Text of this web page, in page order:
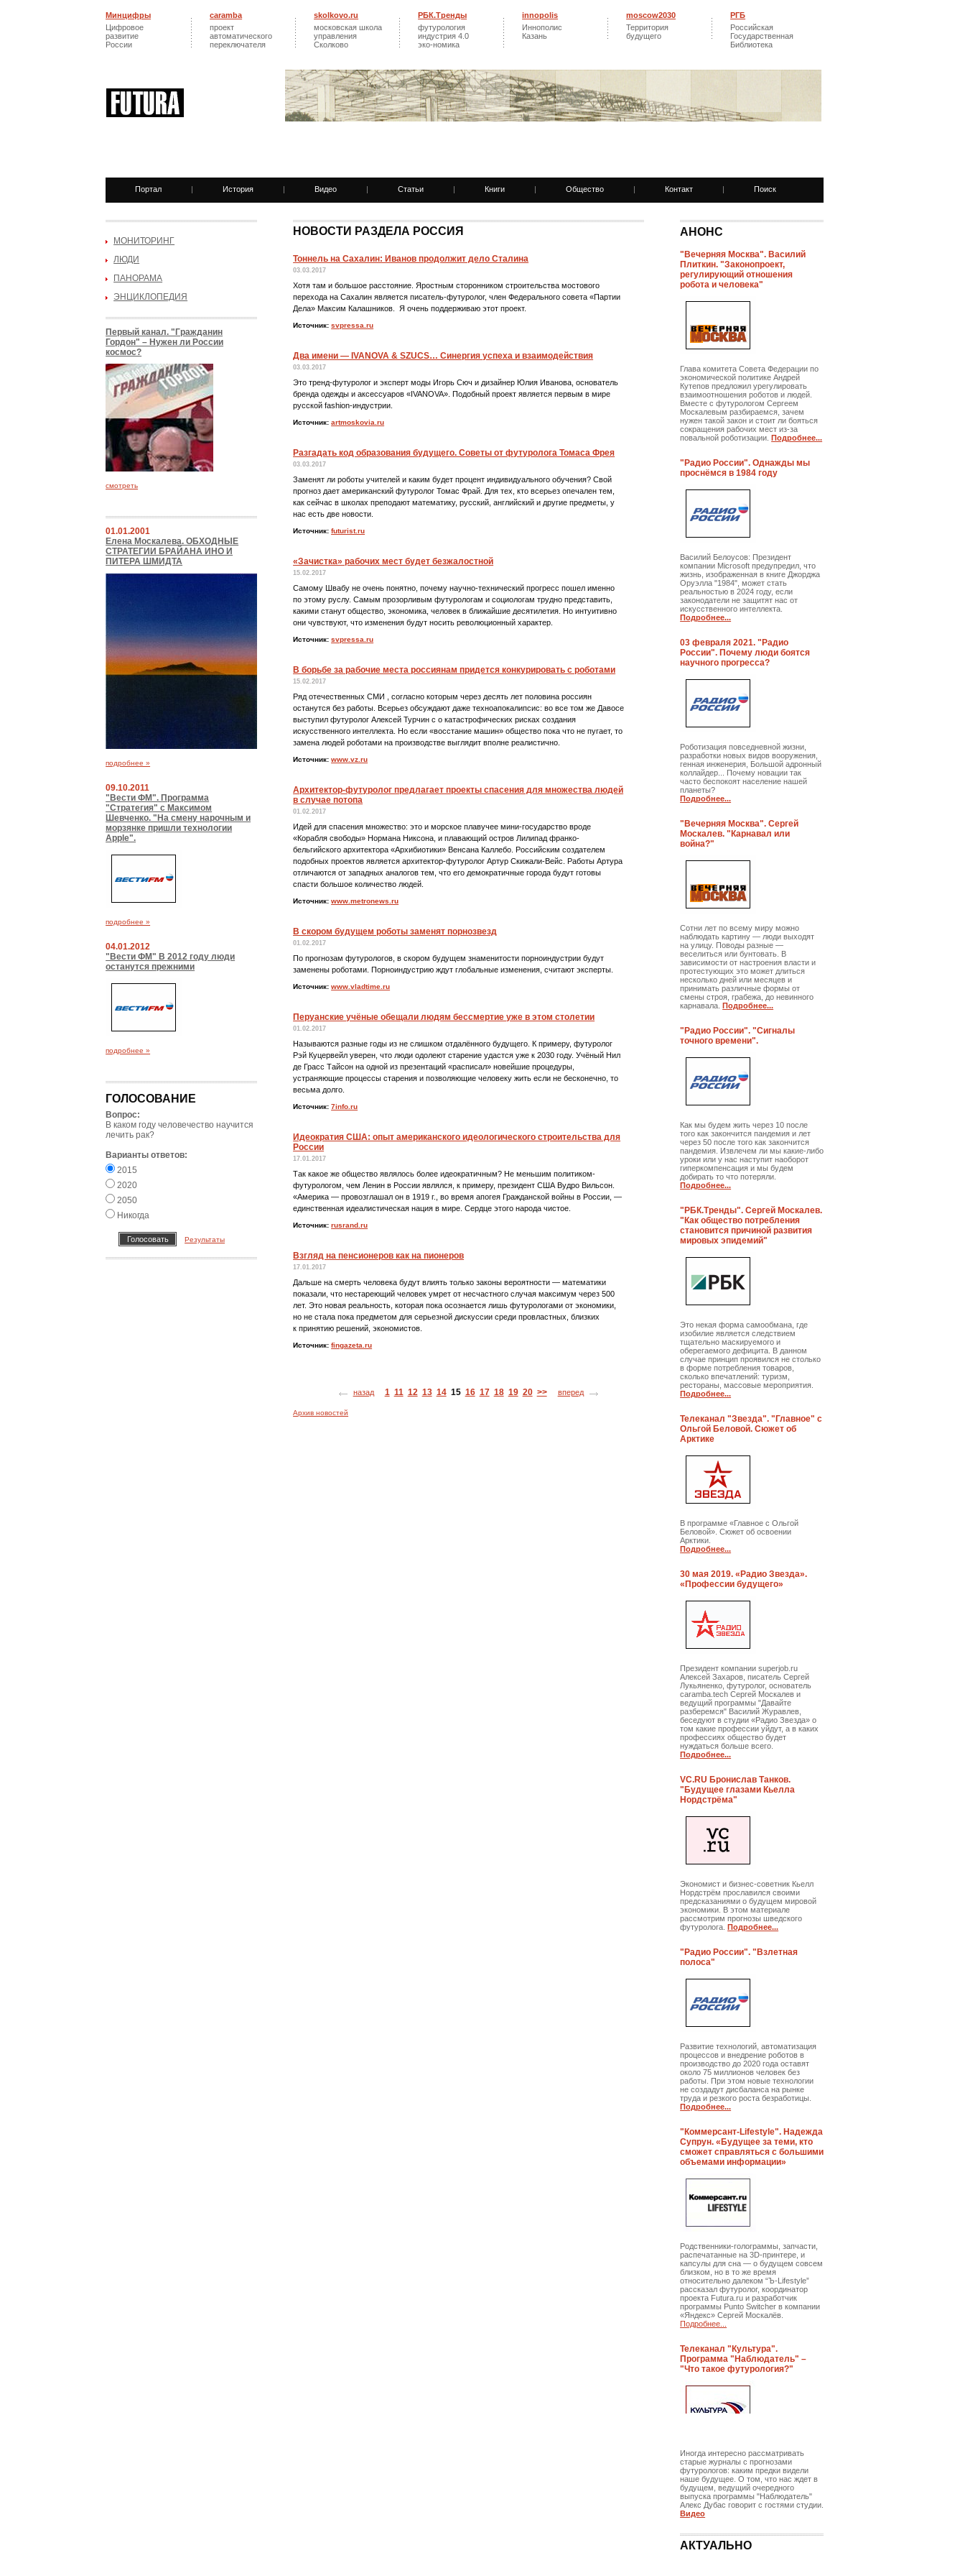
Минцифры
Цифровое
развитие
России
caramba
проект
автоматического
переключателя
skolkovo.ru
московская школа
управления
Сколково
РБК.Тренды
футурология
индустрия 4.0
эко-номика
innopolis
Иннополис
Казань
moscow2030
Территория
будущего
РГБ
Российская
Государственная
Библиотека
Портал | История | Видео | Статьи | Книги | Общество | Контакт | Поиск
МОНИТОРИНГ
ЛЮДИ
ПАНОРАМА
ЭНЦИКЛОПЕДИЯ
Первый канал. "Гражданин
Гордон" – Нужен ли России
космос?
смотреть
01.01.2001
Елена Москалева. ОБХОДНЫЕ
СТРАТЕГИИ БРАЙАНА ИНО И
ПИТЕРА ШМИДТА
подробнее »
09.10.2011
"Вести ФМ". Программа
"Стратегия" с Максимом
Шевченко. "На смену нарочным и
морзянке пришли технологии
Apple".
подробнее »
04.01.2012
"Вести ФМ" В 2012 году люди
останутся прежними
подробнее »
ГОЛОСОВАНИЕ
Вопрос:
В каком году человечество научится
лечить рак?
Варианты ответов:
2015
2020
2050
Никогда
Результаты
НОВОСТИ РАЗДЕЛА РОССИЯ
Тоннель на Сахалин: Иванов продолжит дело Сталина
03.03.2017
Хотя там и большое расстояние. Яростным сторонником строительства мостового
перехода на Сахалин является писатель-футуролог, член Федерального совета «Партии
Дела» Максим Калашников. Я очень поддерживаю этот проект.
Источник:svpressa.ru
Два имени — IVANOVA & SZUCS… Синергия успеха и взаимодействия
03.03.2017
Это тренд-футуролог и эксперт моды Игорь Сюч и дизайнер Юлия Иванова, основатель
бренда одежды и аксессуаров «IVANOVA». Подобный проект является первым в мире
русской fashion-индустрии.
Источник:artmoskovia.ru
Разгадать код образования будущего. Советы от футуролога Томаса Фрея
03.03.2017
Заменят ли роботы учителей и каким будет процент индивидуального обучения? Свой
прогноз дает американский футуролог Томас Фрай. Для тех, кто всерьез опечален тем,
как сейчас в школах преподают математику, русский, английский и другие предметы, у
нас есть две новости.
Источник:futurist.ru
«Зачистка» рабочих мест будет безжалостной
15.02.2017
Самому Швабу не очень понятно, почему научно-технический прогресс пошел именно
по этому руслу. Самым прозорливым футурологам и социологам трудно представить,
какими станут общество, экономика, человек в ближайшие десятилетия. Но интуитивно
они чувствуют, что изменения будут носить революционный характер.
Источник:svpressa.ru
В борьбе за рабочие места россиянам придется конкурировать с роботами
15.02.2017
Ряд отечественных СМИ , согласно которым через десять лет половина россиян
останутся без работы. Всерьез обсуждают даже техноапокалипсис: во все том же Давосе
выступил футуролог Алексей Турчин с о катастрофических рисках создания
искусственного интеллекта. Но если «восстание машин» общество пока что не пугает, то
замена людей роботами на производстве выглядит вполне реалистично.
Источник:www.vz.ru
Архитектор-футуролог предлагает проекты спасения для множества людей
в случае потопа
01.02.2017
Идей для спасения множество: это и морское плавучее мини-государство вроде
«Корабля свободы» Нормана Никсона, и плавающий остров Лилипад франко-
бельгийского архитектора «Архибиотики» Венсана Каллебо. Российским создателем
подобных проектов является архитектор-футуролог Артур Скижали-Вейс. Работы Артура
отличаются от западных аналогов тем, что его демократичные города будут готовы
спасти большое количество людей.
Источник:www.metronews.ru
В скором будущем роботы заменят порнозвезд
01.02.2017
По прогнозам футурологов, в скором будущем знаменитости порноиндустрии будут
заменены роботами. Порноиндустрию ждут глобальные изменения, считают эксперты.
Источник:www.vladtime.ru
Перуанские учёные обещали людям бессмертие уже в этом столетии
01.02.2017
Называются разные годы из не слишком отдалённого будущего. К примеру, футуролог
Рэй Куцервейл уверен, что люди одолеют старение удастся уже к 2030 году. Учёный Нил
де Грасс Тайсон на одной из презентаций «расписал» новейшие процедуры,
устраняющие процессы старения и позволяющие человеку жить если не бесконечно, то
весьма долго.
Источник:7info.ru
Идеократия США: опыт американского идеологического строительства для
России
17.01.2017
Так какое же общество являлось более идеократичным? Не меньшим политиком-
футурологом, чем Ленин в России являлся, к примеру, президент США Вудро Вильсон.
«Америка — провозглашал он в 1919 г., во время апогея Гражданской войны в России, —
единственная идеалистическая нация в мире. Сердце этого народа чистое.
Источник:rusrand.ru
Взгляд на пенсионеров как на пионеров
17.01.2017
Дальше на смерть человека будут влиять только законы вероятности — математики
показали, что нестареющий человек умрет от несчастного случая максимум через 500
лет. Это новая реальность, которая пока осознается лишь футурологами от экономики,
но не стала пока предметом для серьезной дискуссии среди провластных, близких
к принятию решений, экономистов.
Источник:fingazeta.ru
назад 1 11 12 13 14 15 16 17 18 19 20 >> вперед
Архив новостей
АНОНС
"Вечерняя Москва". Василий
Плиткин. "Законопроект,
регулирующий отношения
робота и человека"
Глава комитета Совета Федерации по
экономической политике Андрей
Кутепов предложил урегулировать
взаимоотношения роботов и людей.
Вместе с футурологом Сергеем
Москалевым разбираемся, зачем
нужен такой закон и стоит ли бояться
сокращения рабочих мест из-за
повальной роботизации.Подробнее...
"Радио России". Однажды мы
проснёмся в 1984 году
Василий Белоусов: Президент
компании Microsoft предупредил, что
жизнь, изображенная в книге Джорджа
Оруэлла "1984", может стать
реальностью в 2024 году, если
законодатели не защитят нас от
искусственного интеллекта.
Подробнее...
03 февраля 2021. "Радио
России". Почему люди боятся
научного прогресса?
Роботизация повседневной жизни,
разработки новых видов вооружения,
генная инженерия, Большой адронный
коллайдер... Почему новации так
часто беспокоят население нашей
планеты?
Подробнее...
"Вечерняя Москва". Сергей
Москалев. "Карнавал или
война?"
Сотни лет по всему миру можно
наблюдать картину — люди выходят
на улицу. Поводы разные —
веселиться или бунтовать. В
зависимости от настроения власти и
протестующих это может длиться
несколько дней или месяцев и
принимать различные формы от
смены строя, грабежа, до невинного
карнавала.Подробнее...
"Радио России". "Сигналы
точного времени".
Как мы будем жить через 10 после
того как закончится пандемия и лет
через 50 после того как закончится
пандемия. Извлечем ли мы какие-либо
уроки или у нас наступит наоборот
гиперкомпенсация и мы будем
добирать то что потеряли.
Подробнее...
"РБК.Тренды". Сергей Москалев.
"Как общество потребления
становится причиной развития
мировых эпидемий"
Это некая форма самообмана, где
изобилие является следствием
тщательно маскируемого и
оберегаемого дефицита. В данном
случае принцип проявился не столько
в форме потребления товаров,
сколько впечатлений: туризм,
рестораны, массовые мероприятия.
Подробнее...
Телеканал "Звезда". "Главное" с
Ольгой Беловой. Сюжет об
Арктике
В программе «Главное с Ольгой
Беловой». Сюжет об освоении
Арктики.
Подробнее...
30 мая 2019. «Радио Звезда».
«Профессии будущего»
Президент компании superjob.ru
Алексей Захаров, писатель Сергей
Лукьяненко, футуролог, основатель
caramba.tech Сергей Москалев и
ведущий программы "Давайте
разберемся" Василий Журавлев,
беседуют в студии «Радио Звезда» о
том какие профессии уйдут, а в каких
профессиях общество будет
нуждаться больше всего.
Подробнее...
VC.RU Бронислав Танков.
"Будущее глазами Кьелла
Нордстрёма"
Экономист и бизнес-советник Кьелл
Нордстрём прославился своими
предсказаниями о будущем мировой
экономики. В этом материале
рассмотрим прогнозы шведского
футуролога.Подробнее...
"Радио России". "Взлетная
полоса"
Развитие технологий, автоматизация
процессов и внедрение роботов в
производство до 2020 года оставят
около 75 миллионов человек без
работы. При этом новые технологии
не создадут дисбаланса на рынке
труда и резкого роста безработицы.
Подробнее...
"Коммерсант-Lifestyle". Надежда
Супрун. «Будущее за теми, кто
сможет справляться с большими
объемами информации»
Родственники-голограммы, запчасти,
распечатанные на 3D-принтере, и
капсулы для сна — о будущем совсем
близком, но в то же время
относительно далеком “Ъ-Lifestyle”
рассказал футуролог, координатор
проекта Futura.ru и разработчик
программы Punto Switcher в компании
«Яндекс» Сергей Москалёв.
Подробнее...
Телеканал "Культура".
Программа "Наблюдатель" –
"Что такое футурология?"
Иногда интересно рассматривать
старые журналы с прогнозами
футурологов: каким предки видели
наше будущее. О том, что нас ждет в
будущем, ведущий очередного
выпуска программы "Наблюдатель"
Алекс Дубас говорит с гостями студии.
Видео
АКТУАЛЬНО